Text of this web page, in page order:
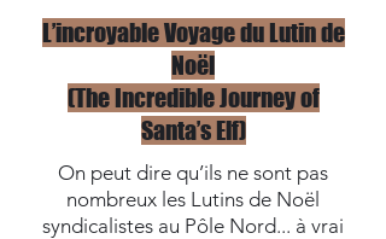
L’incroyable Voyage du Lutin de
Noël
(The Incredible Journey of
Santa’s Elf)
On peut dire qu’ils ne sont pas
nombreux les Lutins de Noël
syndicalistes au Pôle Nord... à vrai